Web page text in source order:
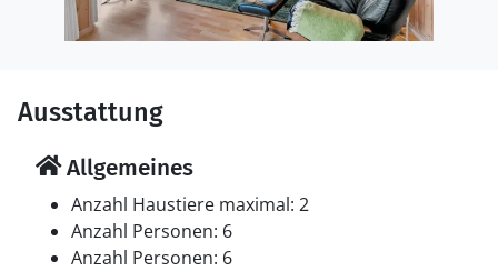
Ausstattung
Allgemeines
Anzahl Haustiere maximal: 2
Anzahl Personen: 6
Anzahl Personen: 6